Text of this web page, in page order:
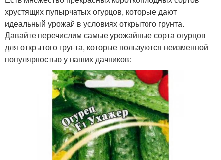
хрустящих пупырчатых огурцов, которые дают
идеальный урожай в условиях открытого грунта.
Давайте перечислим самые урожайные сорта огурцов
для открытого грунта, которые пользуются неизменной
популярностью у наших дачников: